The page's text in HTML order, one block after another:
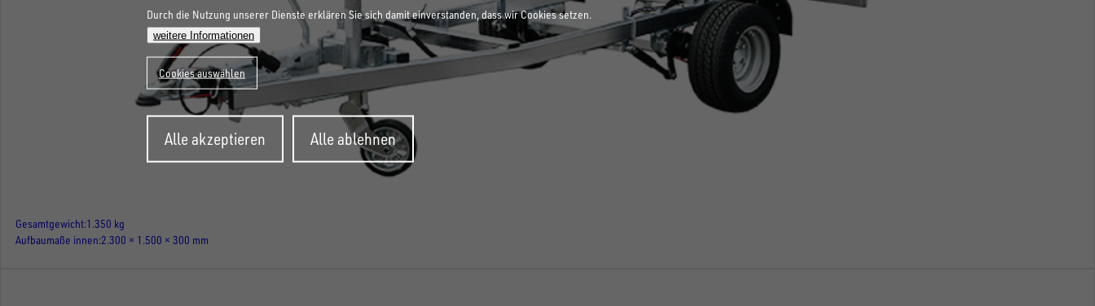
Gesamtgewicht 1.350 kg
Aufbaumaße innen 2.300 × 1.500 × 300 mm
Durch die Nutzung unserer Dienste erklären Sie sich damit einverstanden, dass wir Cookies setzen.
weitere Informationen
Cookies auswählen
Alle akzeptieren
Zustimmung
zurückziehen
Alle ablehnen